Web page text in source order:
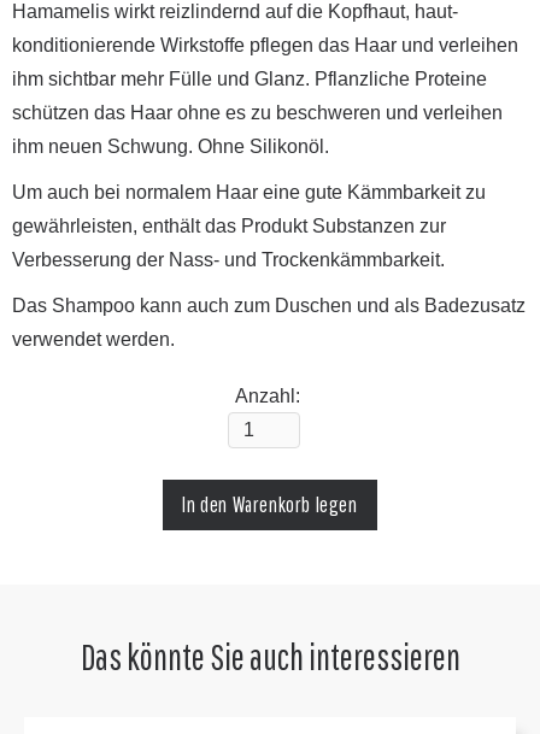
Hamamelis wirkt reizlindernd auf die Kopfhaut, haut-
konditionierende Wirkstoffe pflegen das Haar und verleihen
ihm sichtbar mehr Fülle und Glanz. Pflanzliche Proteine
schützen das Haar ohne es zu beschweren und verleihen
ihm neuen Schwung. Ohne Silikonöl.
Um auch bei normalem Haar eine gute Kämmbarkeit zu
gewährleisten, enthält das Produkt Substanzen zur
Verbesserung der Nass- und Trockenkämmbarkeit.
Das Shampoo kann auch zum Duschen und als Badezusatz
verwendet werden.
Anzahl:
Das könnte Sie auch interessieren